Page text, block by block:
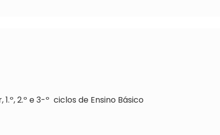
1.º, 2.º e 3-º ciclos de Ensino Básico